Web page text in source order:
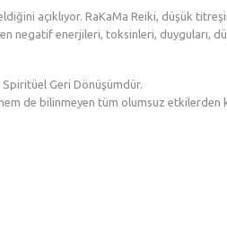
açıklıyor. RaKaMa Reiki, düşük
negatif enerjileri, toksinleri, duyguları,
Geri Dönüşümdür.
de bilinmeyen tüm olumsuz